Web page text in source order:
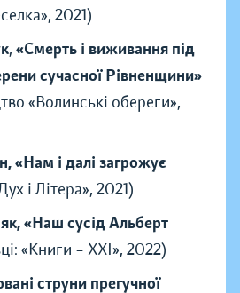
2021)
, «Смерть і виживання під
сучасної Рівненщини»
«Волинські обереги»,
«Нам і далі загрожує
і Літера», 2021)
«Наш сусід Альберт
«Книги – ХХІ», 2022)
струни прегучної